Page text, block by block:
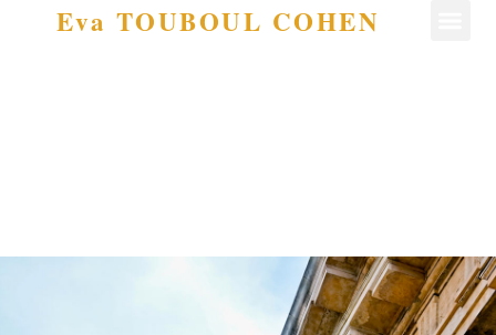
Eva TOUBOUL COHEN